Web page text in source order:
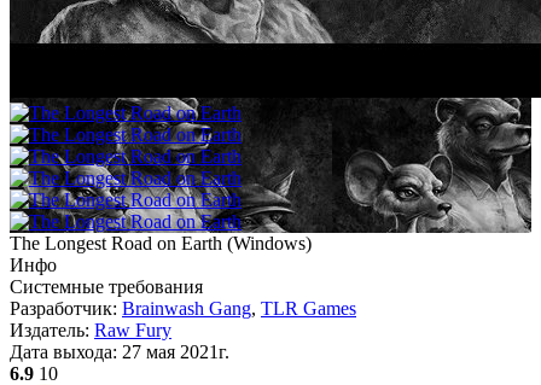
The Longest Road on Earth (Windows)
Инфо
Системные требования
Разработчик: Brainwash Gang, TLR Games
Издатель: Raw Fury
Дата выхода: 27 мая 2021г.
6.9 10